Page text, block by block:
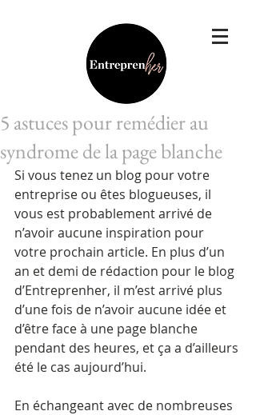
5 astuces pour remédier au
syndrome de la page blanche
Si vous tenez un blog pour votre
entreprise ou êtes blogueuses, il
vous est probablement arrivé de
n’avoir aucune inspiration pour
votre prochain article. En plus d’un
an et demi de rédaction pour le blog
d’Entreprenher, il m’est arrivé plus
d’une fois de n’avoir aucune idée et
d’être face à une page blanche
pendant des heures, et ça a d’ailleurs
été le cas aujourd’hui.
En échangeant avec de nombreuses